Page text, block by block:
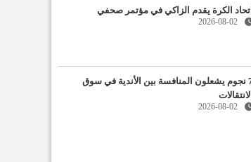
اتحاد الكرة يقدم الزاكي في مؤتمر صحفي
2026-08-02
7 نجوم يشعلون المنافسة بين الأندية في سوق
الانتقالات
2026-08-02